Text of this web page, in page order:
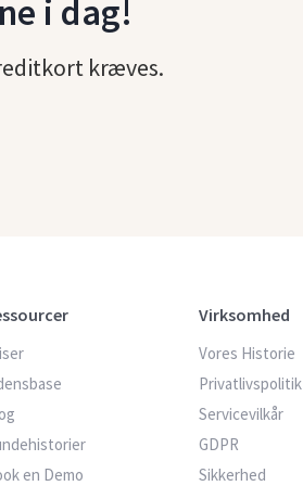
i dag!
kræves.
en Demo
Virksomhed
Vores Historie
Privatlivspolitik
Servicevilkår
GDPR
Sikkerhed